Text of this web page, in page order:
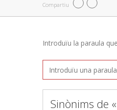
Compartiu
Introduïu la paraula
Sinònims de